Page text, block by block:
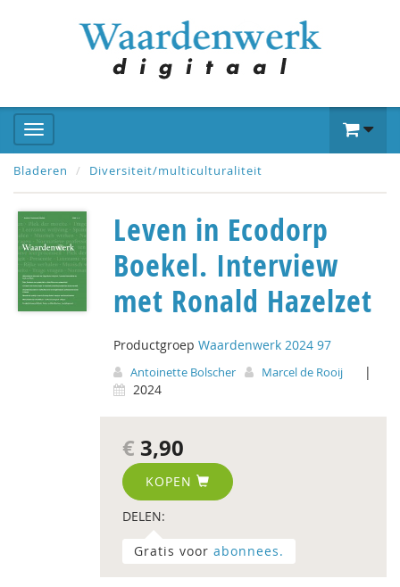
Bladeren Diversiteit/multiculturaliteit
Leven in Ecodorp
Boekel. Interview
met Ronald Hazelzet
Productgroep Waardenwerk 2024 97
Antoinette Bolscher Marcel de Rooij
|
2024
€ 3,90
KOPEN
DELEN:
Gratis voor abonnees.